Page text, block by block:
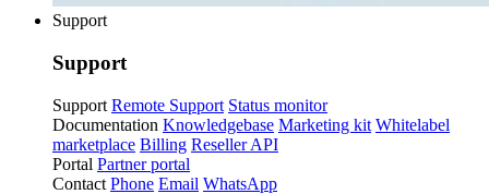
Support
Support
Support Remote Support Status monitor
Documentation Knowledgebase Marketing kit Whitelabel
marketplace Billing Reseller API
Portal Partner portal
Contact Phone Email WhatsApp